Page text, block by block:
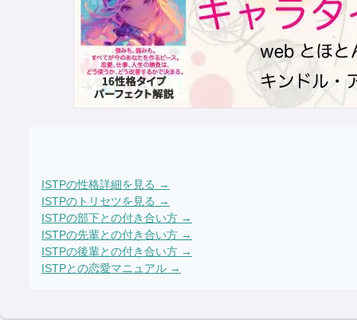
ISTPの性格詳細を見る →
ISTPのトリセツを見る →
ISTPの部下との付き合い方 →
ISTPの先輩との付き合い方 →
ISTPの後輩との付き合い方 →
ISTPとの恋愛マニュアル →